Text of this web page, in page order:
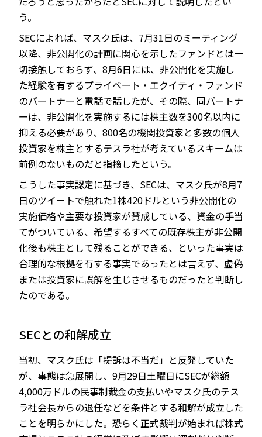
う。
SECによれば、マスク氏は、7月31日のミーティング
以降、非公開化の計画に関心を示したファンドとは一
切接触しておらず、8月6日には、非公開化を実施し
た経験を有するプライベート・エクイティ・ファンド
のパートナーと電話で話したが、その際、同パートナ
ーは、非公開化を実施するには株主数を300名以内に
抑える必要があり、800名の機関投資家と多数の個人
投資家を株主とするテスラ社が考えているスキームは
前例のないものだと指摘したという。
こうした事実認定に基づき、SECは、マスク氏が8月7
日のツイートで触れた1株420ドルという非公開化の
実施価格や主要な投資家が賛成している、資金の手当
てがついている、希望するすべての既存株主が非公開
化後も株主として残ることができる、といった事実は
合理的な根拠を有する事実であったとは言えず、虚偽
または投資家に誤解を生じさせるものだったと判断し
たのである。
SECとの和解成立
当初、マスク氏は「提訴は不当だ」と反発していた
が、事態は急展開し、9月29日土曜日にSECが総額
4,000万ドルの民事制裁金の支払いやマスク氏のテス
ラ社会長からの退任などを条件とする和解が成立した
ことを明らかにした。恐らく正式裁判が始まれば株式